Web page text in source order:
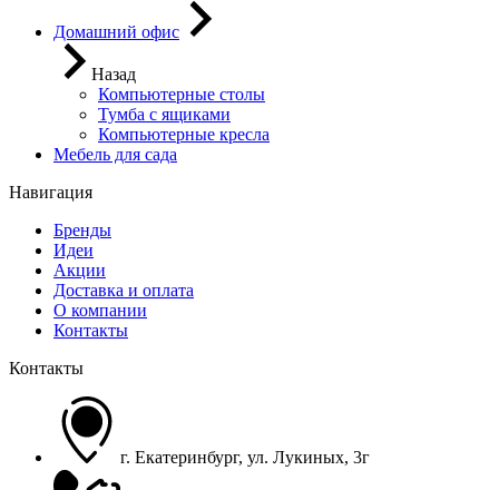
Домашний офис
Назад
Компьютерные столы
Тумба с ящиками
Компьютерные кресла
Мебель для сада
Навигация
Бренды
Идеи
Акции
Доставка и оплата
О компании
Контакты
Контакты
г. Екатеринбург, ул. Лукиных, 3г